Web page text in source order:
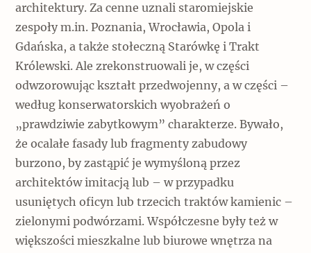
architektury. Za cenne uznali staromiejskie
zespoły m.in. Poznania, Wrocławia, Opola i
Gdańska, a także stołeczną Starówkę i Trakt
Królewski. Ale zrekonstruowali je, w części
odwzorowując kształt przedwojenny, a w części –
według konserwatorskich wyobrażeń o
„prawdziwie zabytkowym” charakterze. Bywało,
że ocalałe fasady lub fragmenty zabudowy
burzono, by zastąpić je wymyśloną przez
architektów imitacją lub – w przypadku
usuniętych oficyn lub trzecich traktów kamienic –
zielonymi podwórzami. Współczesne były też w
większości mieszkalne lub biurowe wnętrza na